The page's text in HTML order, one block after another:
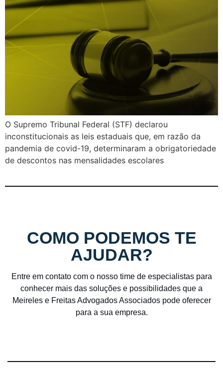
O Supremo Tribunal Federal (STF) declarou
inconstitucionais as leis estaduais que, em razão da
pandemia de covid-19, determinaram a obrigatoriedade
de descontos nas mensalidades escolares
COMO PODEMOS TE
AJUDAR?
Entre em contato com o nosso time de especialistas para
conhecer mais das soluções e possibilidades que a
Meireles e Freitas Advogados Associados pode oferecer
para a sua empresa.